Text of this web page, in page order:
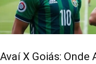
Avaí X Goiás: Onde